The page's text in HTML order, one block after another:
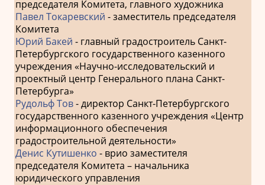
председателя Комитета, главного художника
Павел Токаревский - заместитель председателя
Комитета
Юрий Бакей - главный градостроитель Санкт-
Петербургского государственного казенного
учреждения «Научно-исследовательский и
проектный центр Генерального плана Санкт-
Петербурга»
Рудольф Тов- директор Санкт-Петербургского
государственного казенного учреждения «Центр
информационного обеспечения
градостроительной деятельности»
Денис Кутишенко - врио заместителя
председателя Комитета – начальника
юридического управления